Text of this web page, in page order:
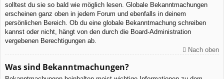
solltest du sie so bald wie möglich lesen. Globale Bekanntmachungen
erscheinen ganz oben in jedem Forum und ebenfalls in deinem
persönlichen Bereich. Ob du eine globale Bekanntmachung schreiben
kannst oder nicht, hängt von den durch die Board-Administration
vergebenen Berechtigungen ab.
Nach oben
Was sind Bekanntmachungen?